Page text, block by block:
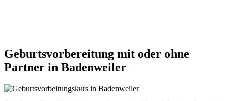
Geburtsvorbereitung mit oder ohne
Partner in Badenweiler